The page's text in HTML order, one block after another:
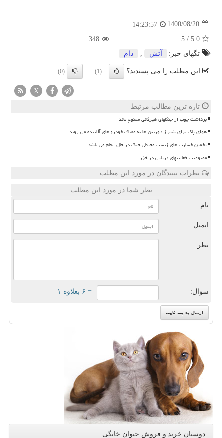
1400/08/20
14:23:57
5.0
/
5
348
تگهای خبر:
آتش دام
این مطلب را می پسندید؟ (1)
(0)
X
تازه ترین مطالب مرتبط
برداشت چوب از جنگلهای هیرکانی ممنوع ماند
هوای پاک برای شیراز دوربین ها به مصاف خودرو های آلاینده می روند
تخمین خسارت های زیست محیطی جنگ در حال انجام می باشد
ممنوعیت فعالیتهای دریایی در خزر
نظرات بینندگان در مورد این مطلب
نظر شما در مورد این مطلب
نام:
ایمیل:
نظر:
سوال: = ۶ بعلاوه ۱
دوستان خرید و فروش حیوان خانگی